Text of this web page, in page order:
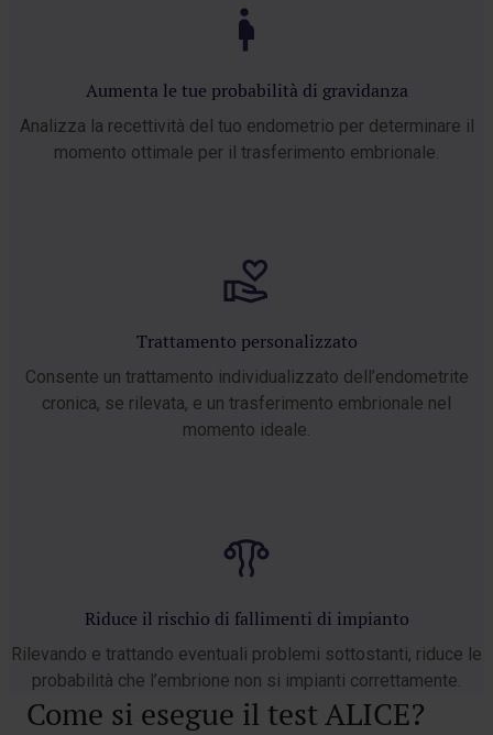
Aumenta le tue probabilità di gravidanza
Analizza la recettività del tuo endometrio per determinare il
momento ottimale per il trasferimento embrionale.
Trattamento personalizzato
Consente un trattamento individualizzato dell’endometrite
cronica, se rilevata, e un trasferimento embrionale nel
momento ideale.
Riduce il rischio di fallimenti di impianto
Rilevando e trattando eventuali problemi sottostanti, riduce le
probabilità che l’embrione non si impianti correttamente.
Come si esegue il test ALICE?